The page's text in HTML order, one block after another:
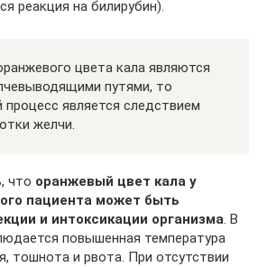
реакция на билирубин).
цвета кала являются
путями, то
процесс является следствием
желчи.
что оранжевый цвет кала у
пациента может быть
и интоксикации организма. В
повышенная температура
тошнота и рвота. При отсутствии